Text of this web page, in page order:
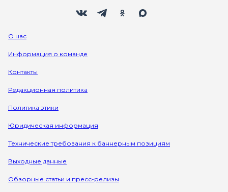
О нас
Информация о команде
Контакты
Редакционная политика
Политика этики
Юридическая информация
Технические требования к баннерным позициям
Выходные данные
Обзорные статьи и пресс-релизы